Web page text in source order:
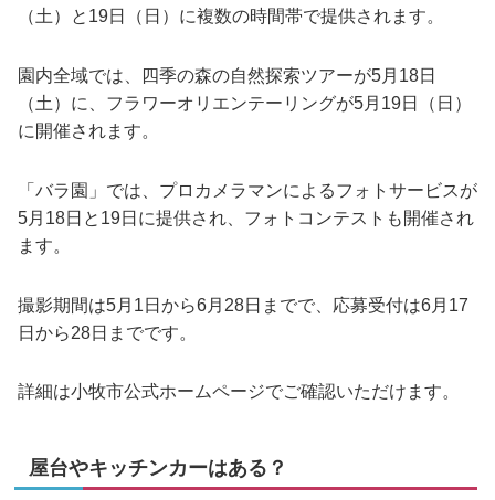
（土）と19日（日）に複数の時間帯で提供されます。
園内全域では、四季の森の自然探索ツアーが5月18日
（土）に、フラワーオリエンテーリングが5月19日（日）
に開催されます。
「バラ園」では、プロカメラマンによるフォトサービスが
5月18日と19日に提供され、フォトコンテストも開催され
ます。
撮影期間は5月1日から6月28日までで、応募受付は6月17
日から28日までです。
詳細は小牧市公式ホームページでご確認いただけます。
屋台やキッチンカーはある？